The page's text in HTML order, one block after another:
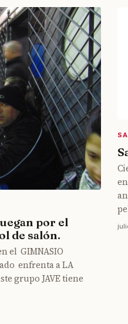
por el
de salón.
el GIMNASIO
enfrenta a LA
grupo JAVE tiene